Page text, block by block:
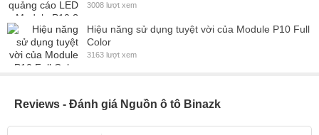
Nguồn ô tô binazk 20A
3008 lượt xem
Hiệu năng sử dụng tuyệt vời của Module P10 Full
Color
3163 lượt xem
Reviews - Đánh giá Nguồn ô tô Binazk